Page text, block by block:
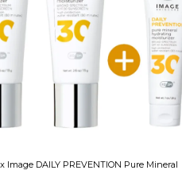
Image DAILY PREVENTION Pure Mineral